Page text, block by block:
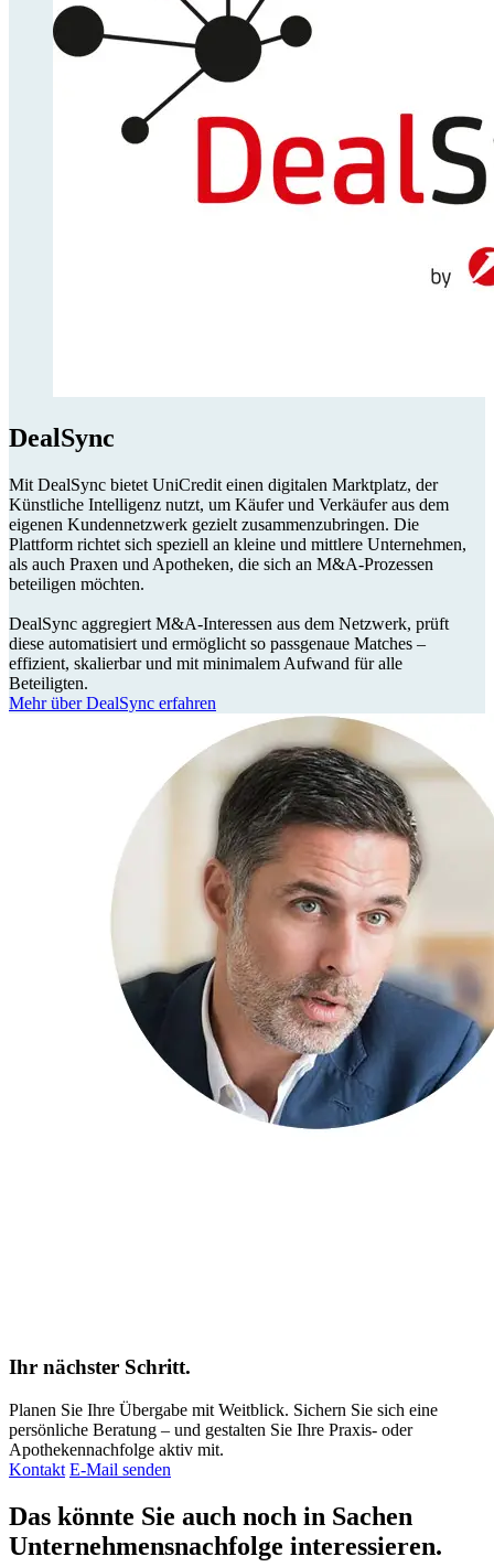
DealSync
Mit DealSync bietet UniCredit einen digitalen Marktplatz, der
Künstliche Intelligenz nutzt, um Käufer und Verkäufer aus dem
eigenen Kundennetzwerk gezielt zusammenzubringen. Die
Plattform richtet sich speziell an kleine und mittlere Unternehmen,
als auch Praxen und Apotheken, die sich an M&A-Prozessen
beteiligen möchten.
DealSync aggregiert M&A-Interessen aus dem Netzwerk, prüft
diese automatisiert und ermöglicht so passgenaue Matches –
effizient, skalierbar und mit minimalem Aufwand für alle
Beteiligten.
Mehr über DealSync erfahren
Ihr nächster Schritt.
Planen Sie Ihre Übergabe mit Weitblick. Sichern Sie sich eine
persönliche Beratung – und gestalten Sie Ihre Praxis- oder
Apothekennachfolge aktiv mit.
Kontakt E-Mail senden
Das könnte Sie auch noch in Sachen
Unternehmensnachfolge interessieren.